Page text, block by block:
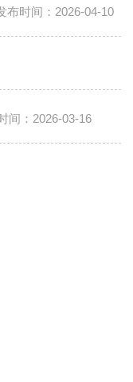
2026-04-10
2026-03-16